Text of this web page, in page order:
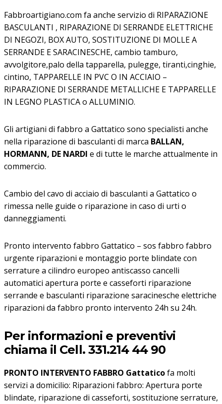
Fabbroartigiano.com fa anche servizio di RIPARAZIONE
BASCULANTI , RIPARAZIONE DI SERRANDE ELETTRICHE
DI NEGOZI, BOX AUTO, SOSTITUZIONE DI MOLLE A
SERRANDE E SARACINESCHE, cambio tamburo,
avvolgitore,palo della tapparella, pulegge, tiranti,cinghie,
cintino, TAPPARELLE IN PVC O IN ACCIAIO –
RIPARAZIONE DI SERRANDE METALLICHE E TAPPARELLE
IN LEGNO PLASTICA o ALLUMINIO.
Gli artigiani di fabbro a Gattatico sono specialisti anche
nella riparazione di basculanti di marca BALLAN,
HORMANN, DE NARDI e di tutte le marche attualmente in
commercio.
Cambio del cavo di acciaio di basculanti a Gattatico o
rimessa nelle guide o riparazione in caso di urti o
danneggiamenti.
Pronto intervento fabbro Gattatico – sos fabbro fabbro
urgente riparazioni e montaggio porte blindate con
serrature a cilindro europeo antiscasso cancelli
automatici apertura porte e casseforti riparazione
serrande e basculanti riparazione saracinesche elettriche
riparazioni da fabbro pronto intervento 24h su 24h.
Per informazioni e preventivi
chiama il Cell. 331.214 44 90
PRONTO INTERVENTO FABBRO Gattaticofa molti
servizi a domicilio: Riparazioni fabbro: Apertura porte
blindate, riparazione di casseforti, sostituzione serrature,